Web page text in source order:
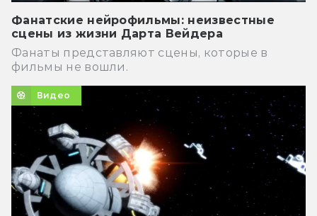
Фанатские нейрофильмы: неизвестные
сцены из жизни Дарта Вейдера
Фанаты представляют сцены, которые в
фильмы не вошли.
Видео